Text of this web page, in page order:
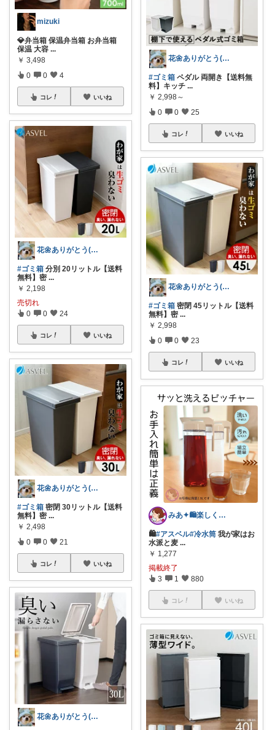
mizuki
💎弁当箱 保温弁当箱 お弁当箱
保温 大容 ...
￥ 3,498
0 0 4
コレ いいね
花🌼ありがとう(*･ω･)*_ _)ﾍ
#ゴミ箱 分別 20リットル【送料
無料】密 ...
￥ 2,198
売切れ
0 0 24
コレ いいね
花🌼ありがとう(*･ω･)*_ _)ﾍ
#ゴミ箱 密閉 30リットル【送料
無料】密 ...
￥ 2,498
0 0 21
コレ いいね
花🌼ありがとう(*･ω･)*_ _)ﾍ
花🌼ありがとう(*･ω･)*_ _)ﾍ
#ゴミ箱 ペダル 両開き【送料無
料】キッチ ...
￥ 2,998～
0 0 25
コレ いいね
花🌼ありがとう(*･ω･)*_ _)ﾍ
#ゴミ箱 密閉 45リットル【送料
無料】密 ...
￥ 2,998
0 0 23
コレ いいね
みあ✦🛍️楽しくお買い物
🛍️#アスベル#冷水筒 我が家はお
水派と麦 ...
￥ 1,277
掲載終了
3 1 880
コレ いいね